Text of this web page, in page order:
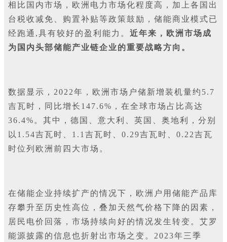
相比国内市场，欧洲电力市场化程度高，加上各国出
台税收减免、购置补贴等政策鼓励，储能商业模式已
经跑通,具有较好的盈利能力。 近年来，欧洲市场成
为国内头部储能产业链企业的重要战略方向。
数据显示，2022年，欧洲市场户储新增装机量约5.7
吉瓦时，同比增长147.6%，在全球市场占比高达
36.4%。其中，德国、意大利、英国、奥地利，分别
以1.54吉瓦时、1.1吉瓦时、0.29吉瓦时、0.22吉瓦
时位列欧洲前四大市场。
在储能企业持续扩产的情况下，欧洲户用储能产品库
存攀升至历史性高位，叠加天然气价格下降的因素，
居民电价回落，市场持续向好的情况发生转变。艾罗
能源披露的信息也折射出市场之变。2023年三季